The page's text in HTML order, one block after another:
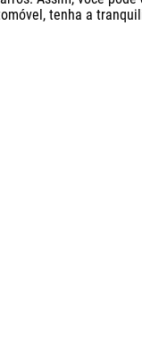
tenha a